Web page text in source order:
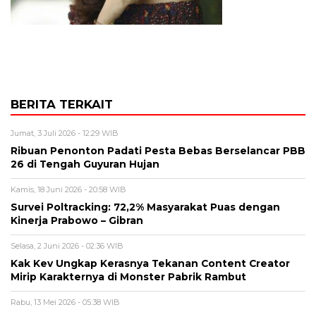
BERITA TERKAIT
Jumat, 3 Juli 2026 - 12:29 WIB
Ribuan Penonton Padati Pesta Bebas Berselancar PBB
26 di Tengah Guyuran Hujan
Kamis, 18 Juni 2026 - 20:58 WIB
Survei Poltracking: 72,2% Masyarakat Puas dengan
Kinerja Prabowo – Gibran
Selasa, 2 Juni 2026 - 02:36 WIB
Kak Kev Ungkap Kerasnya Tekanan Content Creator
Mirip Karakternya di Monster Pabrik Rambut
Rabu, 13 Mei 2026 - 05:38 WIB